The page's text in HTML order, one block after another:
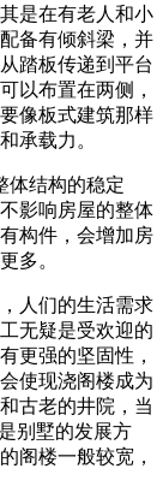
是在有老人和小
备有倾斜梁，并
踏板传递到平台
以布置在两侧，
像板式建筑那样
承载力。
体结构的稳定
影响房屋的整体
构件，会增加房
多。
人们的生活需求
无疑是受欢迎的
更强的坚固性，
使现浇阁楼成为
古老的井院，当
别墅的发展方
阁楼一般较宽，